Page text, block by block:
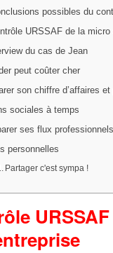
possibles du
URSSAF de la micro
du cas de Jean
peut coûter cher
son chiffre d’affaires
sociales à temps
ses flux
personnelles
Partager c'est sympa !